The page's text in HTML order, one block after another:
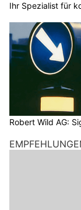
Ihr Spezialist für
Robert Wild AG: